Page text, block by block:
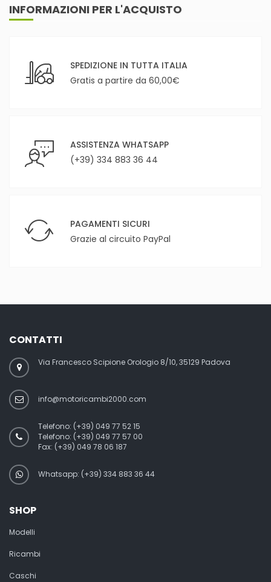
INFORMAZIONI PER L'ACQUISTO
SPEDIZIONE IN TUTTA ITALIA
Gratis a partire da 60,00€
ASSISTENZA WHATSAPP
(+39) 334 883 36 44
PAGAMENTI SICURI
Grazie al circuito PayPal
CONTATTI
Via Francesco Scipione Orologio 8/10, 35129 Padova
info@motoricambi2000.com
Telefono: (+39) 049 77 52 15
Telefono: (+39) 049 77 57 00
Fax: (+39) 049 78 06 187
Whatsapp: (+39) 334 883 36 44
SHOP
Modelli
Ricambi
Caschi